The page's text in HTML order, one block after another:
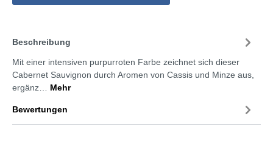
Beschreibung
Mit einer intensiven purpurroten Farbe zeichnet sich dieser
Cabernet Sauvignon durch Aromen von Cassis und Minze aus,
ergänz… Mehr
Bewertungen